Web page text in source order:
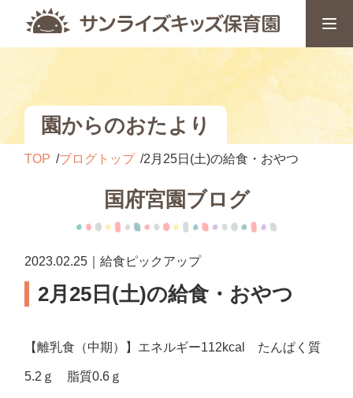
園からのおたより
TOP ブログトップ 2月25日(土)の給食・おやつ
国府宮園ブログ
2023.02.25｜給食ピックアップ
2月25日(土)の給食・おやつ
【離乳食（中期）】エネルギー112kcal たんぱく質
5.2ｇ 脂質0.6ｇ